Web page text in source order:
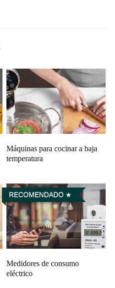
Máquinas para cocinar a baja
temperatura
RECOMENDADO
Medidores de consumo
eléctrico